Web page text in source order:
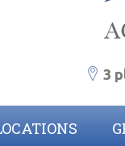
3
LOCATIONS